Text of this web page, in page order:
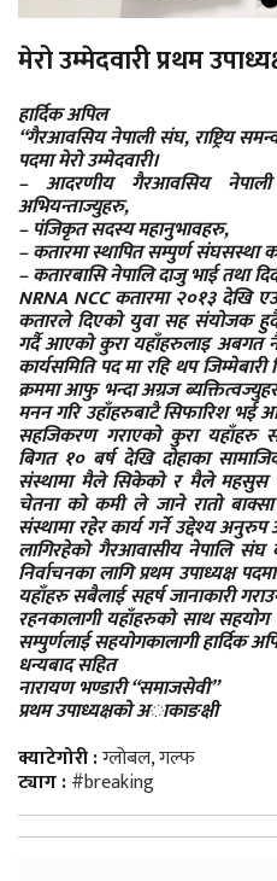
मेरो उम्मेदवारी प्रथम
हार्दिक अपिल
“गैरआवसिय नेपाली संघ, राष्ट्रिय
पदमा मेरो उम्मेदवारी।
– आदरणीय गैरआवसिय
अभियन्ताज्युहरु,
– पंजिकृत सदस्य महानुभावहरु,
– कतारमा स्थापित सम्पुर्ण संघसस्था
– कतारबासि नेपालि दाजु भाई तथा
NRNA NCC कतारमा २०१३ देखि
कतारले दिएको युवा सह संयोजक हुदै
गर्दै आएको कुरा यहाँहरुलाइ अबगत
कार्यसमिति पद मा रहि थप
क्रममा आफु भन्दा अग्रज
मनन गरि उहाँहरुबाटै सिफारिश भई
सहजिकरण गराएको कुरा यहाँहरु
बिगत १० बर्ष देखि दोहाका
संस्थामा मैले सिकेको र मैले महसुस
चेतना को कमी ले जाने रातो
संस्थामा रहेर कार्य गर्ने उद्देश्य
लागिरहेको गैरआवासीय नेपालि संघ
निर्वाचनका लागि प्रथम उपाध्यक्ष
यहाँहरु सबैलाई सहर्ष जानाकारी
रहनकालागी यहाँहरुको साथ
सम्पुर्णलाई सहयोगकालागी हार्दिक
धन्यबाद सहित
नारायण भण्डारी “समाजसेवी”
प्रथम उपाध्यक्षको अाकाङक्षी
क्याटेगोरी :ग्लोबल,गल्फ
ट्याग :#breaking